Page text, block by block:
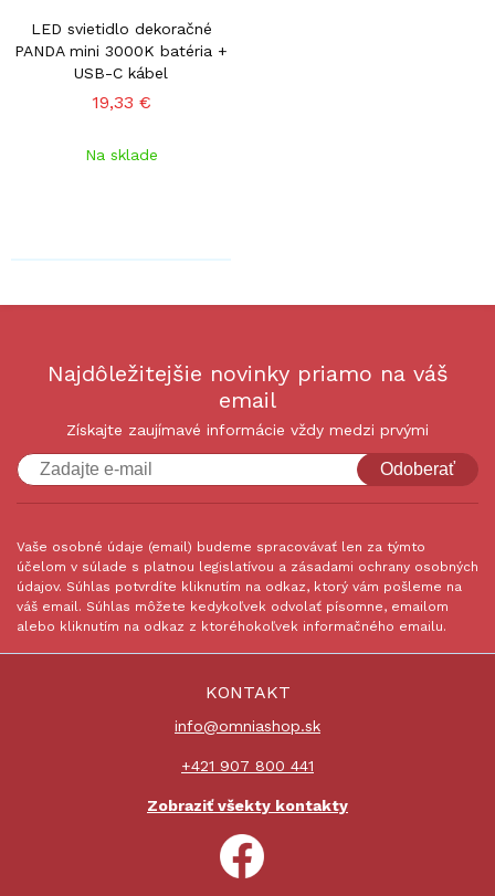
LED svietidlo dekoračné
PANDA mini 3000K batéria +
USB-C kábel
19,33 €
Na sklade
Najdôležitejšie novinky priamo na váš
email
Získajte zaujímavé informácie vždy medzi prvými
Odoberať
Vaše osobné údaje (email) budeme spracovávať len za týmto
účelom v súlade s platnou legislatívou a zásadami ochrany osobných
údajov. Súhlas potvrdíte kliknutím na odkaz, ktorý vám pošleme na
váš email. Súhlas môžete kedykoľvek odvolať písomne, emailom
alebo kliknutím na odkaz z ktoréhokoľvek informačného emailu.
KONTAKT
info@omniashop.sk
+421 907 800 441
Zobraziť všekty kontakty